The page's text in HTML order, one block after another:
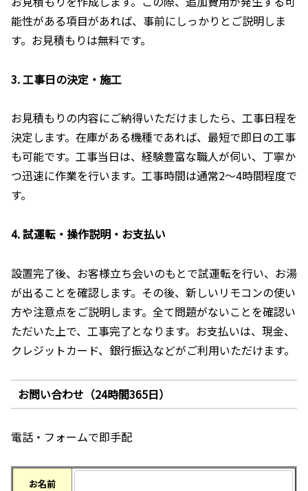
能性がある項目があれば、事前にしっかりとご説明しま
す。お見積もりは無料です。
3. 工事日の決定・施工
お見積もりの内容にご納得いただけましたら、工事日程を
決定します。在庫がある機種であれば、最短で即日の工事
も可能です。工事当日は、経験豊富な職人が伺い、丁寧か
つ迅速に作業を行います。工事時間は通常2〜4時間程度で
す。
4. 試運転・操作説明・お支払い
設置完了後、お客様立ち会いのもとで試運転を行い、お湯
が出ることを確認します。その後、新しいリモコンの使い
方や注意点をご説明します。全て問題がないことを確認い
ただいた上で、工事完了となります。お支払いは、現金、
クレジットカード、銀行振込などがご利用いただけます。
お問い合わせ（24時間365日）
電話・フォームで即手配
お名前